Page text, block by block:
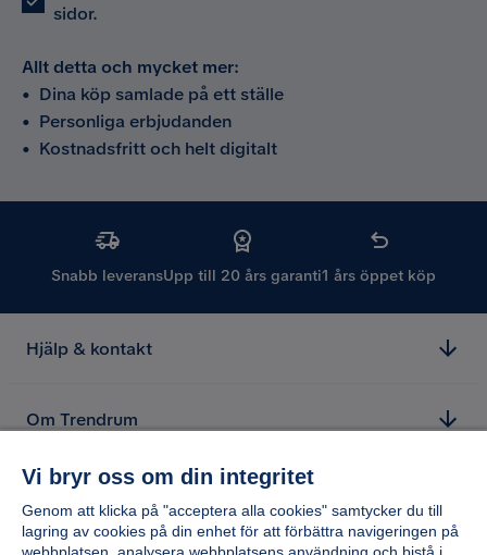
sidor.
Allt detta och mycket mer:
• Dina köp samlade på ett ställe
• Personliga erbjudanden
• Kostnadsfritt och helt digitalt
Snabb leveransUpp till 20 års garanti1 års öppet köp
Hjälp & kontakt
Om Trendrum
Vi bryr oss om din integritet
Genom att klicka på "acceptera alla cookies" samtycker du till
lagring av cookies på din enhet för att förbättra navigeringen på